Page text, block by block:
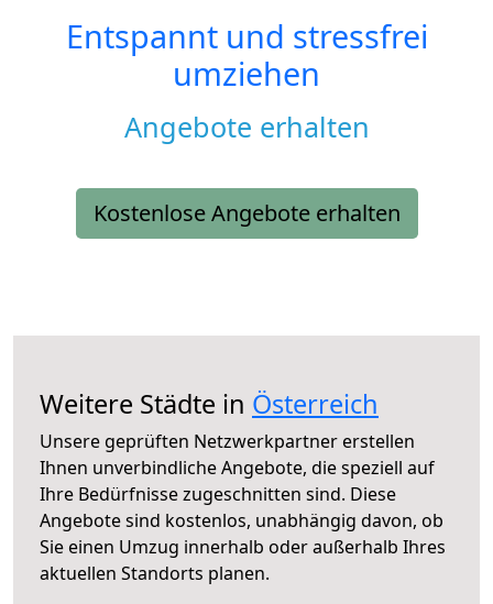
Entspannt und stressfrei
umziehen
Angebote erhalten
Kostenlose Angebote erhalten
Weitere Städte in Österreich
Unsere geprüften Netzwerkpartner erstellen
Ihnen unverbindliche Angebote, die speziell auf
Ihre Bedürfnisse zugeschnitten sind. Diese
Angebote sind kostenlos, unabhängig davon, ob
Sie einen Umzug innerhalb oder außerhalb Ihres
aktuellen Standorts planen.